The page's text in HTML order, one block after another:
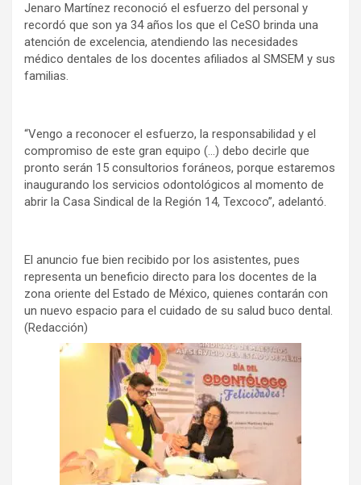
Jenaro Martínez reconoció el esfuerzo del personal y
recordó que son ya 34 años los que el CeSO brinda una
atención de excelencia, atendiendo las necesidades
médico dentales de los docentes afiliados al SMSEM y sus
familias.
“Vengo a reconocer el esfuerzo, la responsabilidad y el
compromiso de este gran equipo (…) debo decirle que
pronto serán 15 consultorios foráneos, porque estaremos
inaugurando los servicios odontológicos al momento de
abrir la Casa Sindical de la Región 14, Texcoco”, adelantó.
El anuncio fue bien recibido por los asistentes, pues
representa un beneficio directo para los docentes de la
zona oriente del Estado de México, quienes contarán con
un nuevo espacio para el cuidado de su salud buco dental.
(Redacción)